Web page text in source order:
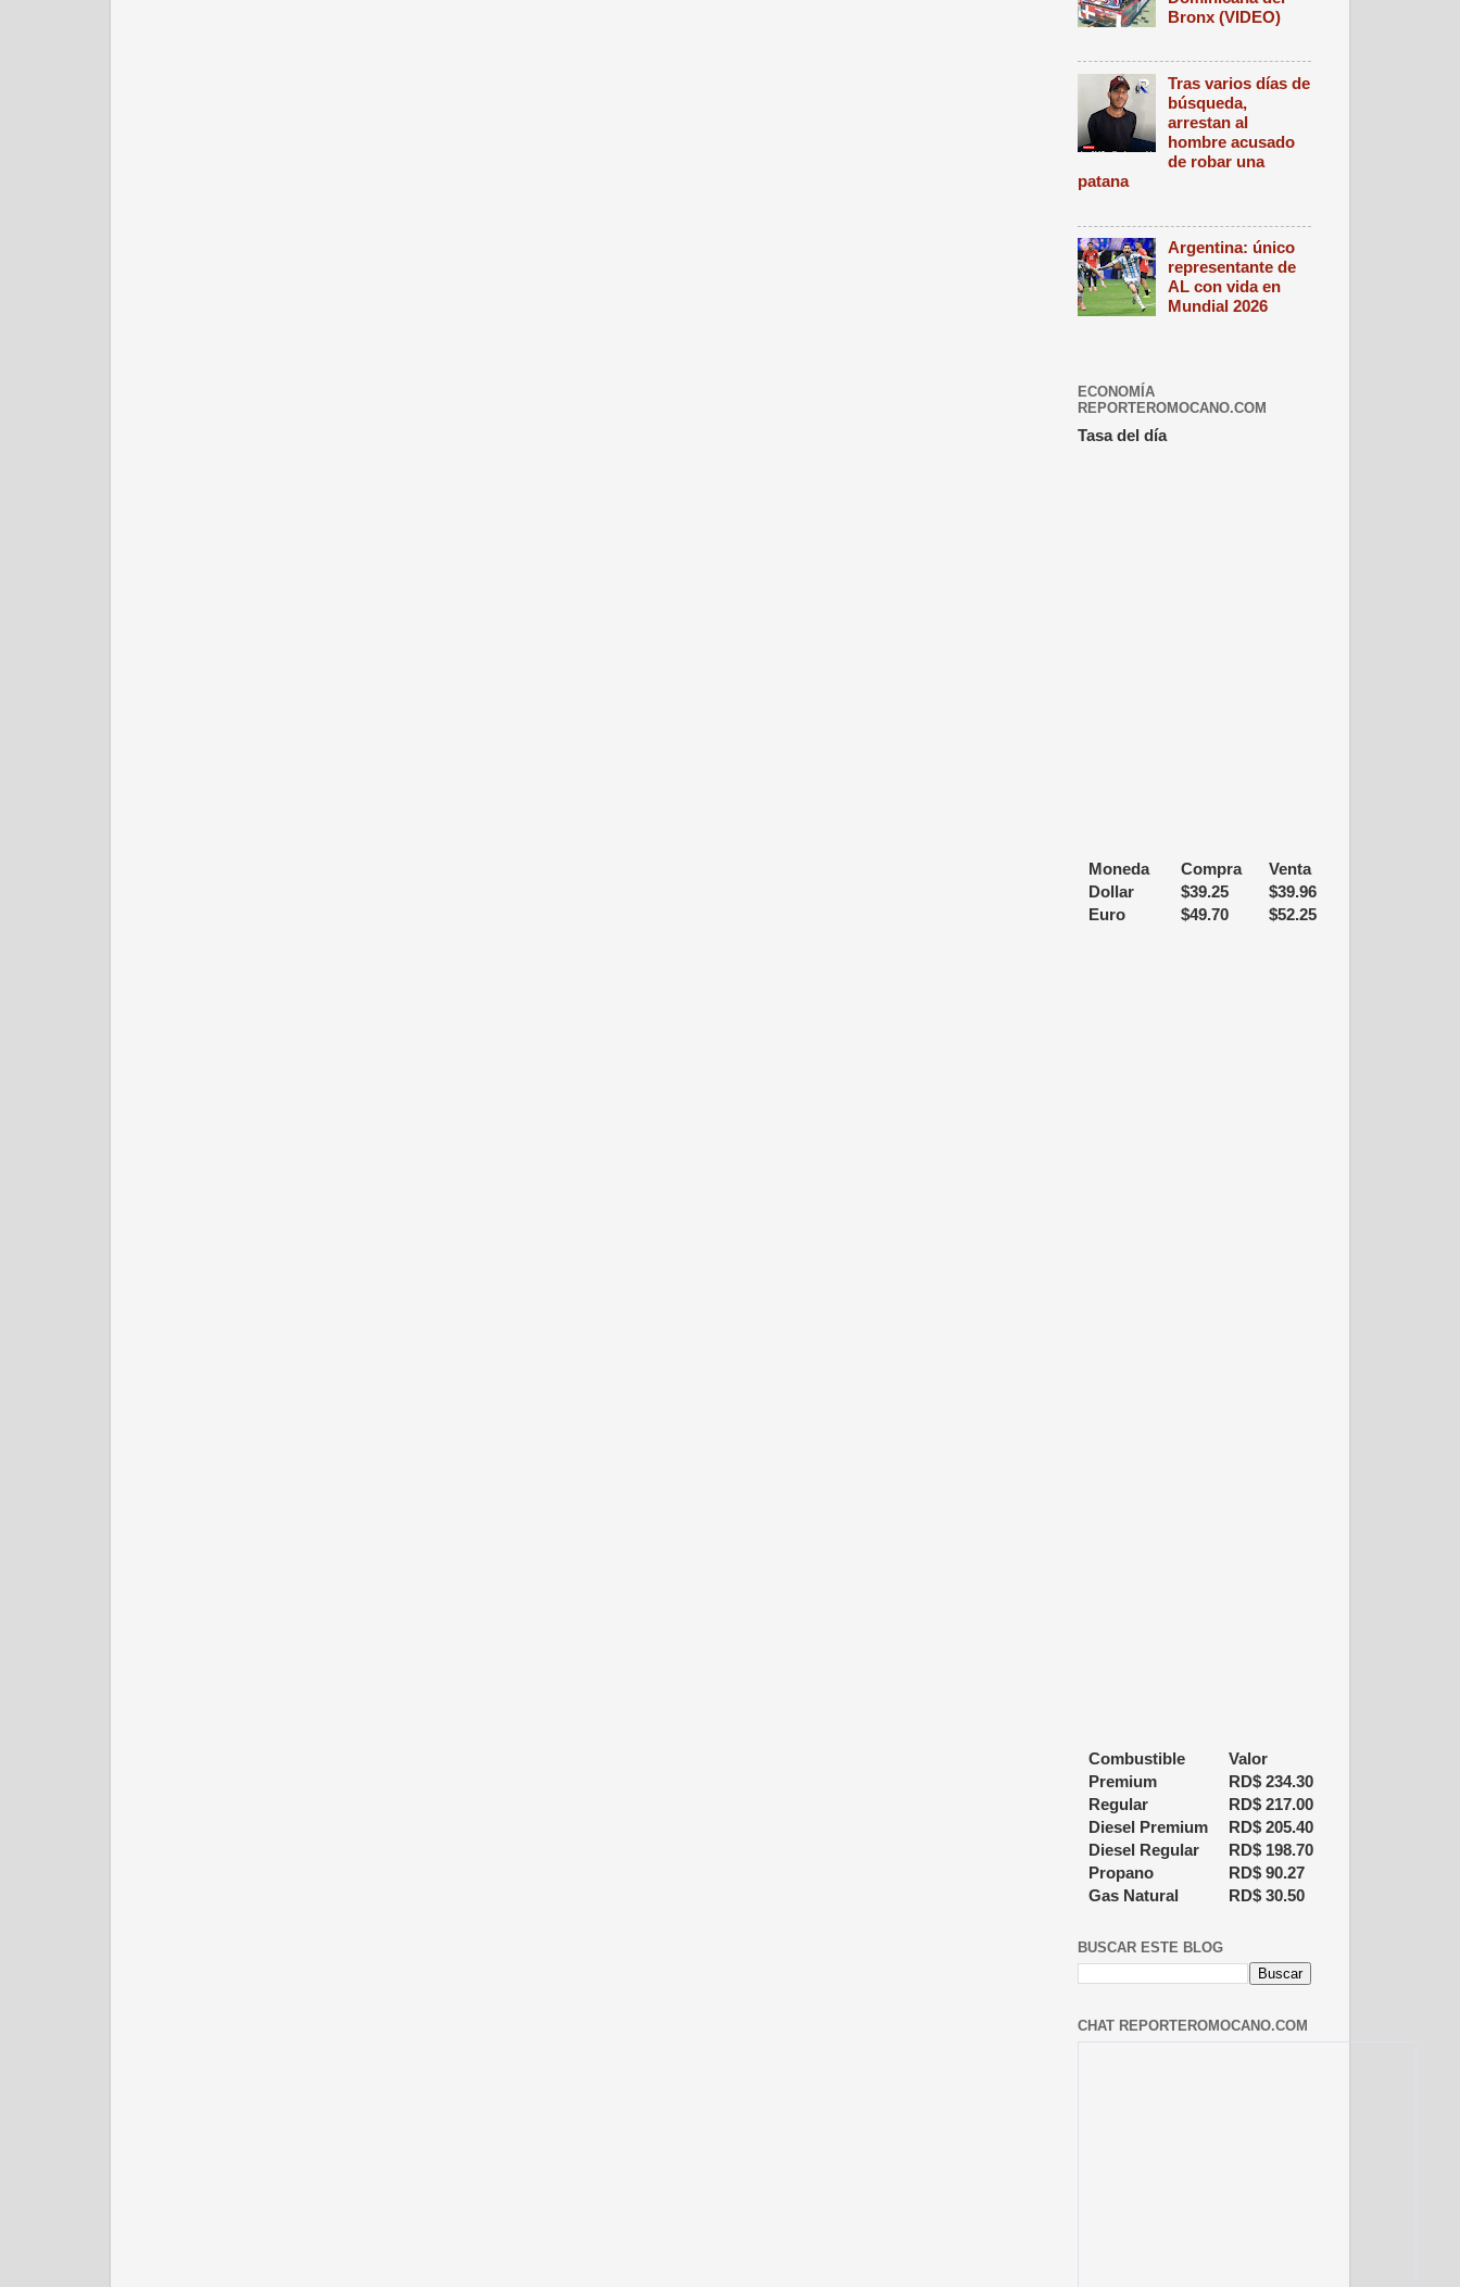
Bronx (VIDEO)
Tras varios días de
búsqueda,
arrestan al
hombre acusado
de robar una
patana
Argentina: único
representante de
AL con vida en
Mundial 2026
ECONOMÍA
REPORTEROMOCANO.COM
Tasa del día
Moneda Compra
Venta
Dollar
$39.25 $39.96
Euro
$49.70 $52.25
Combustible
Valor
Premium
RD$ 234.30
Regular
RD$ 217.00
Diesel Premium
RD$ 205.40
Diesel Regular
RD$ 198.70
Propano
RD$ 90.27
Gas Natural
RD$ 30.50
BUSCAR ESTE BLOG
CHAT REPORTEROMOCANO.COM